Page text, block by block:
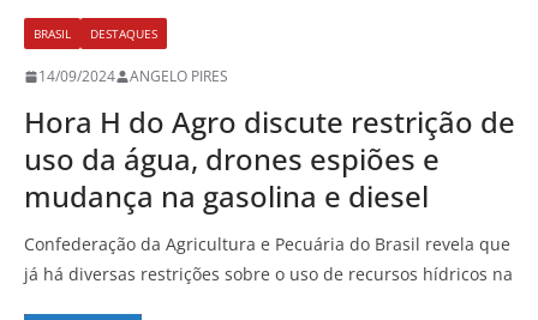
BRASIL DESTAQUES
14/09/2024 ANGELO PIRES
Hora H do Agro discute restrição de
uso da água, drones espiões e
mudança na gasolina e diesel
Confederação da Agricultura e Pecuária do Brasil revela que
já há diversas restrições sobre o uso de recursos hídricos na